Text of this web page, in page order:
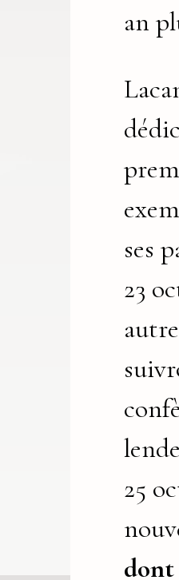
an
ses
23
25